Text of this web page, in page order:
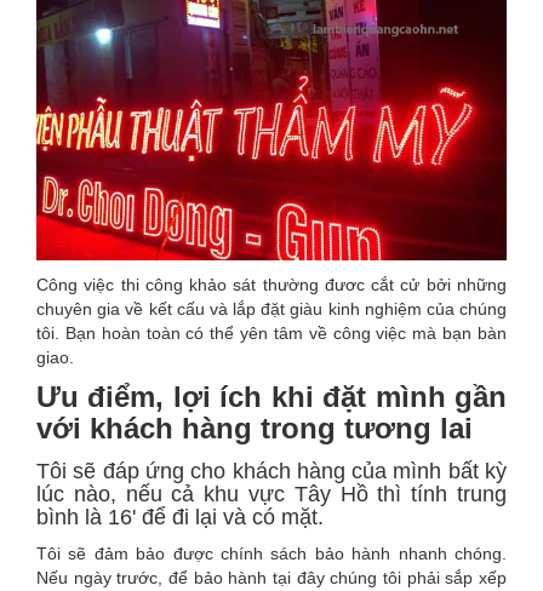
Công việc thi công khảo sát thường đươc cắt cử bởi những
chuyên gia về kết cấu và lắp đặt giàu kinh nghiệm của chúng
tôi. Bạn hoàn toàn có thể yên tâm về công việc mà bạn bàn
giao.
Ưu điểm, lợi ích khi đặt mình gần
với khách hàng trong tương lai
Tôi sẽ đáp ứng cho khách hàng của mình bất kỳ
lúc nào, nếu cả khu vực Tây Hồ thì tính trung
bình là 16' để đi lại và có mặt.
Tôi sẽ đảm bảo được chính sách bảo hành nhanh chóng.
Nếu ngày trước, để bảo hành tại đây chúng tôi phải sắp xếp